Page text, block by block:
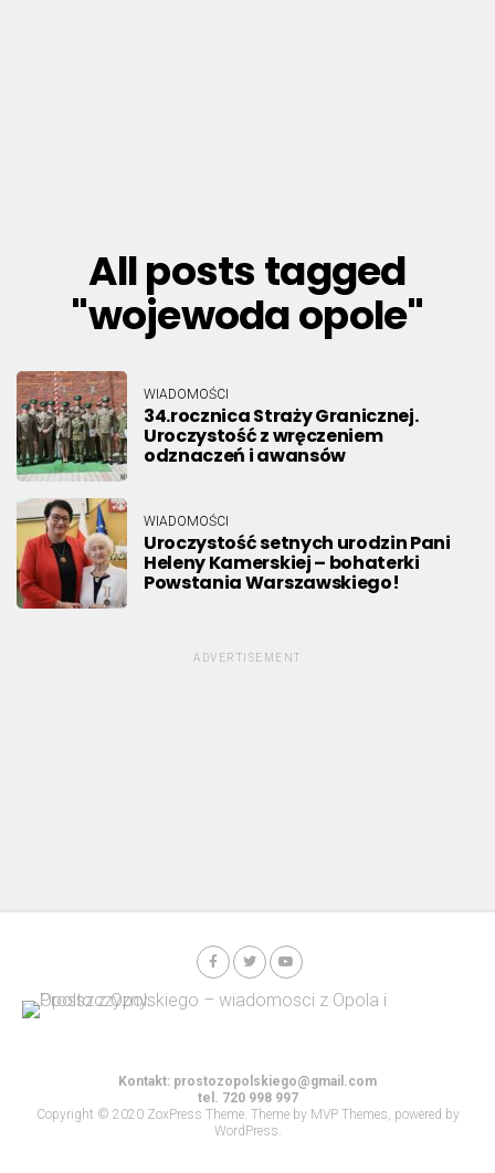
All posts tagged
"wojewoda opole"
WIADOMOŚCI
34.rocznica Straży Granicznej.
Uroczystość z wręczeniem
odznaczeń i awansów
WIADOMOŚCI
Uroczystość setnych urodzin Pani
Heleny Kamerskiej – bohaterki
Powstania Warszawskiego!
ADVERTISEMENT
Kontakt: prostozopolskiego@gmail.com
tel. 720 998 997
Copyright © 2020 ZoxPress Theme. Theme by MVP Themes, powered by
WordPress.